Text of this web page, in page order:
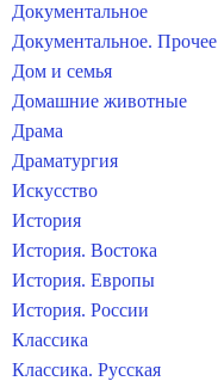
Документальное
Документальное. Прочее
Дом и семья
Домашние животные
Драма
Драматургия
Искусство
История
История. Востока
История. Европы
История. России
Классика
Классика. Русская